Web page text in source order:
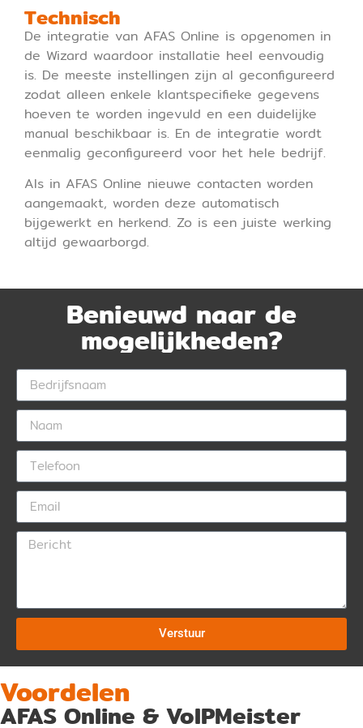
Technisch
De integratie van AFAS Online is opgenomen in
de Wizard waardoor installatie heel eenvoudig
is. De meeste instellingen zijn al geconfigureerd
zodat alleen enkele klantspecifieke gegevens
hoeven te worden ingevuld en een duidelijke
manual beschikbaar is. En de integratie wordt
eenmalig geconfigureerd voor het hele bedrijf.
Als in AFAS Online nieuwe contacten worden
aangemaakt, worden deze automatisch
bijgewerkt en herkend. Zo is een juiste werking
altijd gewaarborgd.
Benieuwd naar de
mogelijkheden?
Verstuur
Voordelen
AFAS Online & VoIPMeister